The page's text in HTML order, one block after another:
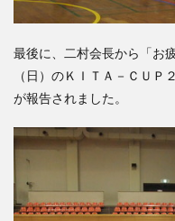
最後に、二村会長から「お
（日）のＫＩＴＡ－ＣＵ
が報告されました。